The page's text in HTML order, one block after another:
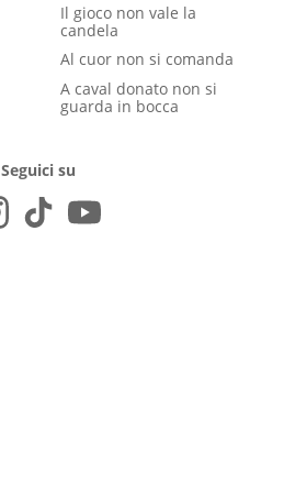
Il gioco non vale la
candela
Al cuor non si comanda
A caval donato non si
guarda in bocca
Seguici su